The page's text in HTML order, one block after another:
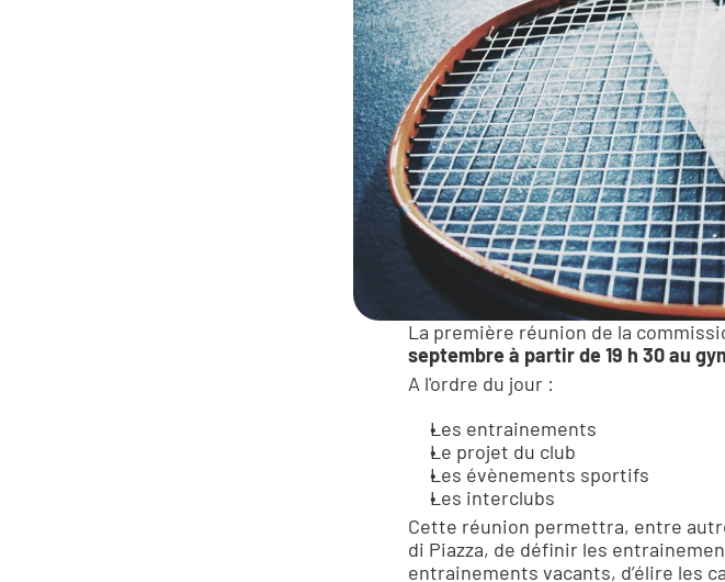
La première réunion de la
septembre à partir de 19 h 30 au
A l'ordre du jour :
Les entrainements
Le projet du club
Les évènements sportifs
Les interclubs
Cette réunion permettra, entre
di Piazza, de définir les
entrainements vacants, d’élire les